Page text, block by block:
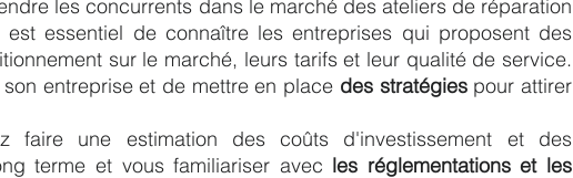
les concurrents dans le marché des ateliers de réparation
essentiel de connaître les entreprises qui proposent des
sur le marché, leurs tarifs et leur qualité de service.
entreprise et de mettre en place des stratégies pour attirer
faire une estimation des coûts d'investissement et des
terme et vous familiariser avec les réglementations et les